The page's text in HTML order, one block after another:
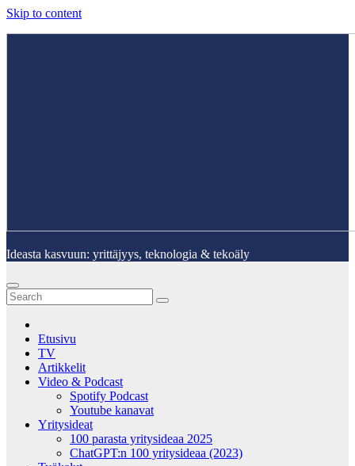
Skip to content
Ideasta kasvuun: yrittäjyys, teknologia & tekoäly
Etusivu
TV
Artikkelit
Video & Podcast
Spotify Podcast
Youtube kanavat
Yritysideat
100 parasta yritysideaa 2025
ChatGPT:n 100 yritysideaa (2023)